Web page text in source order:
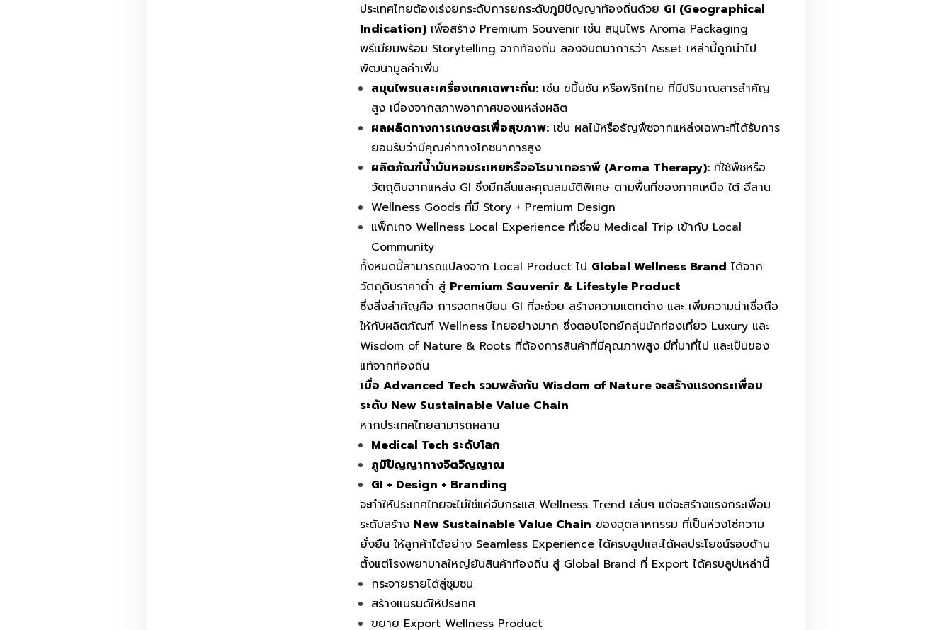
ประเทศไทยต้องเร่งยกระดับการยกระดับภูมิปัญญาท้องถิ่นด้วย GI (Geographical
Indication) เพื่อสร้าง Premium Souvenir เช่น สมุนไพร Aroma Packaging
พรีเมียมพร้อม Storytelling จากท้องถิ่น ลองจินตนาการว่า Asset เหล่านี้ถูกนำไป
พัฒนามูลค่าเพิ่ม
สมุนไพรและเครื่องเทศเฉพาะถิ่น: เช่น ขมิ้นชัน หรือพริกไทย ที่มีปริมาณสารสำคัญ
สูง เนื่องจากสภาพอากาศของแหล่งผลิต
ผลผลิตทางการเกษตรเพื่อสุขภาพ: เช่น ผลไม้หรือธัญพืชจากแหล่งเฉพาะที่ได้รับการ
ยอมรับว่ามีคุณค่าทางโภชนาการสูง
ผลิตภัณฑ์น้ำมันหอมระเหยหรืออโรมาเทอราพี (Aroma Therapy): ที่ใช้พืชหรือ
วัตถุดิบจากแหล่ง GI ซึ่งมีกลิ่นและคุณสมบัติพิเศษ ตามพื้นที่ของภาคเหนือ ใต้ อีสาน
Wellness Goods ที่มี Story + Premium Design
แพ็กเกจ Wellness Local Experience ที่เชื่อม Medical Trip เข้ากับ Local
Community
ทั้งหมดนี้สามารถแปลงจาก Local Product ไป Global Wellness Brand ได้จาก
วัตถุดิบราคาต่ำ สู่ Premium Souvenir & Lifestyle Product
ซึ่งสิ่งสำคัญคือ การจดทะเบียน GI ที่จะช่วย สร้างความแตกต่าง และ เพิ่มความน่าเชื่อถือ
ให้กับผลิตภัณฑ์ Wellness ไทยอย่างมาก ซึ่งตอบโจทย์กลุ่มนักท่องเที่ยว Luxury และ
Wisdom of Nature & Roots ที่ต้องการสินค้าที่มีคุณภาพสูง มีที่มาที่ไป และเป็นของ
แท้จากท้องถิ่น
เมื่อ Advanced Tech รวมพลังกับ Wisdom of Nature จะสร้างแรงกระเพื่อม
ระดับ New Sustainable Value Chain
หากประเทศไทยสามารถผสาน
Medical Tech ระดับโลก
ภูมิปัญญาทางจิตวิญญาณ
GI + Design + Branding
จะทำให้ประเทศไทยจะไม่ใช่แค่จับกระแส Wellness Trend เล่นๆ แต่จะสร้างแรงกระเพื่อม
ระดับสร้าง New Sustainable Value Chain ของอุตสาหกรรม ที่เป็นห่วงโซ่ความ
ยั่งยืน ให้ลูกค้าได้อย่าง Seamless Experience ได้ครบลูปและได้ผลประโยชน์รอบด้าน
ตั้งแต่โรงพยาบาลใหญ่ยันสินค้าท้องถิ่น สู่ Global Brand ที่ Export ได้ครบลูปเหล่านี้
กระจายรายได้สู่ชุมชน
สร้างแบรนด์ให้ประเทศ
ขยาย Export Wellness Product